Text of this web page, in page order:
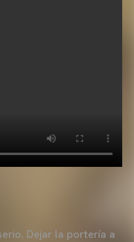
Dejar la portería a